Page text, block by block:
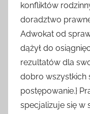
konfliktów
doradztwo
Adwokat od
dążył do
rezultatów dla
dobro wszystkich
postępowanie.}
specjalizuje się w